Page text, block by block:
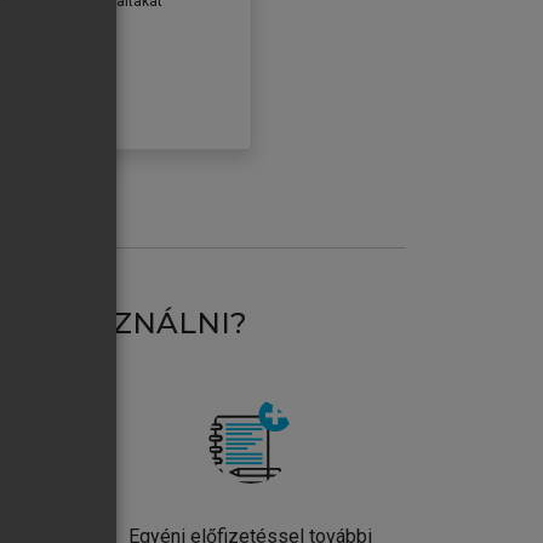
HASZNÁLNI?
Egyéni előfizetéssel további